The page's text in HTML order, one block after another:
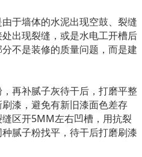
于墙体的水泥出现空鼓、裂缝
出现裂缝，或是水电工开槽后
不是装修的质量问题，而是建
再补腻子灰待干后，打磨平整
漆，避免有新旧漆面色差存
区开5MM左右凹槽，用抗裂
腻子粉找平，待干后打磨刷漆